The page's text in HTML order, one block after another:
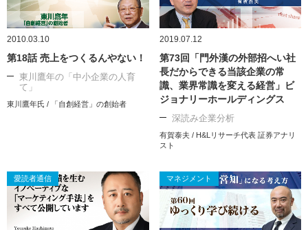
2010.03.10
第18話 売上をつくるんやない！
東川鷹年の「中小企業の人育
て」
東川鷹年氏 / 「自創経営」の創始者
2019.07.12
第73回「門外漢の外部招へい社
長だからできる当該企業の常
識、業界常識を変える経営」ビ
ジョナリーホールディングス
深読み企業分析
有賀泰夫 / H&Lリサーチ代表 証券アナリ
スト
愛読者通信 マネジメント